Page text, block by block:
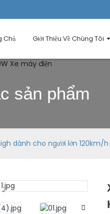
Chủ Giới Thiệu Về Chúng Tôi
sản phẩm
dành cho người lớn